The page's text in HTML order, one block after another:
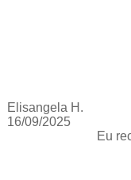
Elisangela H.
16/09/2025
Eu